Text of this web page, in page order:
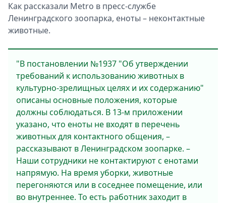
Как рассказали Metro в пресс-службе
Ленинградского зоопарка, еноты – неконтактные
животные.
"В постановлении №1937 "Об утверждении
требований к использованию животных в
культурно-зрелищных целях и их содержанию"
описаны основные положения, которые
должны соблюдаться. В 13-м приложении
указано, что еноты не входят в перечень
животных для контактного общения, –
рассказывают в Ленинградском зоопарке. –
Наши сотрудники не контактируют с енотами
напрямую. На время уборки, животные
перегоняются или в соседнее помещение, или
во внутреннее. То есть работник заходит в